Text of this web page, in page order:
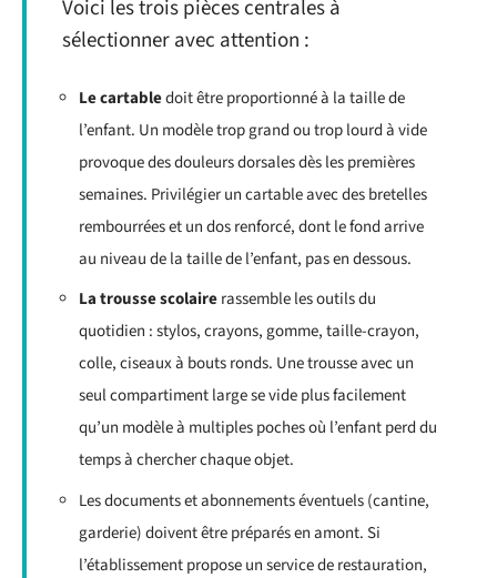
Voici les trois pièces centrales à
sélectionner avec attention :
Le cartabledoit être proportionné à la taille de
l’enfant. Un modèle trop grand ou trop lourd à vide
provoque des douleurs dorsales dès les premières
semaines. Privilégier un cartable avec des bretelles
rembourrées et un dos renforcé, dont le fond arrive
au niveau de la taille de l’enfant, pas en dessous.
La trousse scolairerassemble les outils du
quotidien : stylos, crayons, gomme, taille-crayon,
colle, ciseaux à bouts ronds. Une trousse avec un
seul compartiment large se vide plus facilement
qu’un modèle à multiples poches où l’enfant perd du
temps à chercher chaque objet.
Les documents et abonnements éventuels (cantine,
garderie) doivent être préparés en amont. Si
l’établissement propose un service de restauration,